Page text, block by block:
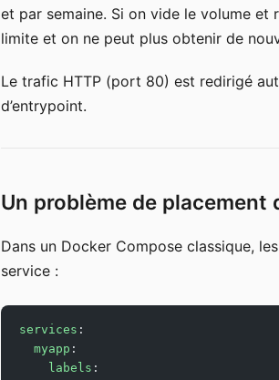
et par semaine. Si on vide le volume
limite et on ne peut plus obtenir de
Le trafic HTTP (port 80) est redirigé
d’entrypoint.
Un problème de placement
Dans un Docker Compose classique,
service :
services :
  myapp
:
    labels
: